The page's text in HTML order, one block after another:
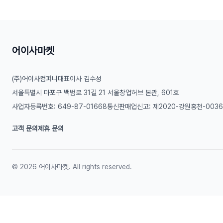
어이사마켓
(주)어이사컴퍼니 대표이사 김수성
서울특별시 마포구 백범로 31길 21 서울창업허브 본관, 601호
사업자등록번호: 649-87-01668통신판매업신고: 제2020-강원홍천-
고객 문의제휴 문의
© 2026 어이사마켓. All rights reserved.